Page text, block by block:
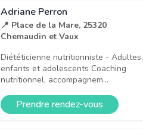
Adriane Perron
📍 Place de la Mare, 25320
Chemaudin et Vaux
Diététicienne nutritionniste - Adultes,
enfants et adolescents Coaching
nutritionnel, accompagnem...
Prendre rendez-vous